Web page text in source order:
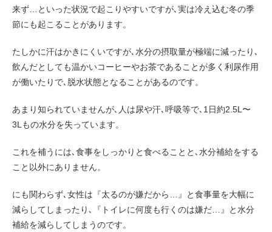
来ず…といった状況で起こりやすいですが､実は冷え込む冬の季
節にも起こることがあります。
たしかに汗はかきにくいですが､水分の摂取量が極端に減ったり､
飲んだとしても温かいコーヒーやお茶であることが多く利尿作用
が働いたりで､脱水状態となることがあるのです。
あまり知られていませんが､人は尿や汗､呼吸等で､1日約2.5L〜
3Lもの水分を失っています。
これを補うには､食事をしっかりと食べることと､水分補給をする
こと以外にありません。
にも関わらず､女性は『太るのが嫌だから…』と食事量を大幅に
減らしてしまったり､『トイレに何度も行くのは嫌だ…』と水分
補給を減らしてしまうのです。